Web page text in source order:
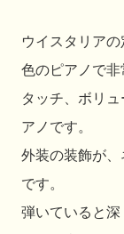
ウイスタリア
色のピアノで非
タッチ、ボリ
アノです。
外装の装飾が
です。
弾いていると